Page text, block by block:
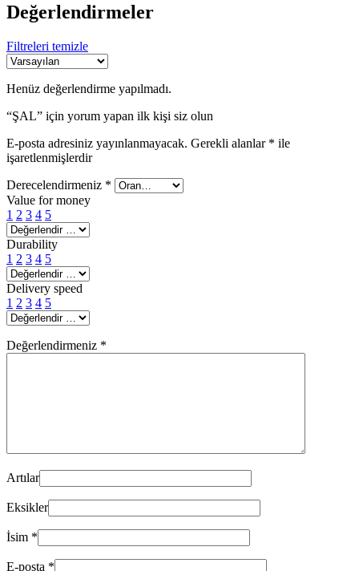
Değerlendirmeler
Filtreleri temizle
Henüz değerlendirme yapılmadı.
“ŞAL” için yorum yapan ilk kişi siz olun
E-posta adresiniz yayınlanmayacak. Gerekli alanlar * ile
işaretlenmişlerdir
Derecelendirmeniz *
Value for money
1 2 3 4 5
Durability
1 2 3 4 5
Delivery speed
1 2 3 4 5
Değerlendirmeniz *
Artılar
Eksikler
İsim *
E-posta *